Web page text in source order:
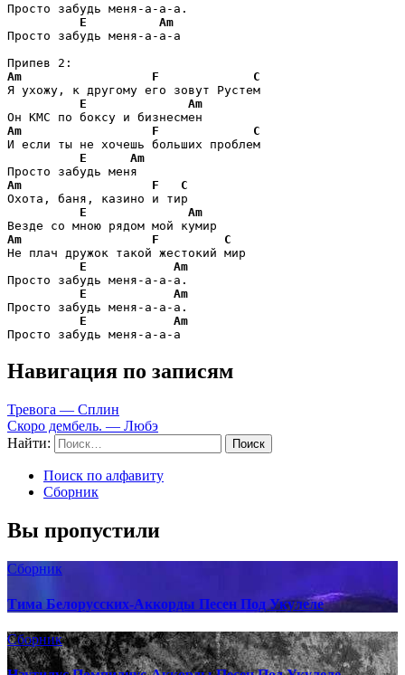
Просто забудь меня-а-а-а.
E
Am
Просто забудь меня-а-а-а
Am
F
C
Я ухожу, к другому его зовут Рустем
E
Am
Am
F
C
И если ты не хочешь больших проблем
E
Am
Am
F
C
Охота, баня, казино и тир
E
Am
Am
F
C
Не плач дружок такой жестокий мир
E
Am
Просто забудь меня-а-а-а.
E
Am
Просто забудь меня-а-а-а.
E
Am
Просто забудь меня-а-а-а
Навигация по записям
Тревога — Сплин
Скоро дембель. — Любэ
Найти:
Поиск по алфавиту
Сборник
Вы пропустили
Сборник
Тима Белорусских-Аккорды Песен Под Укулеле
Сборник